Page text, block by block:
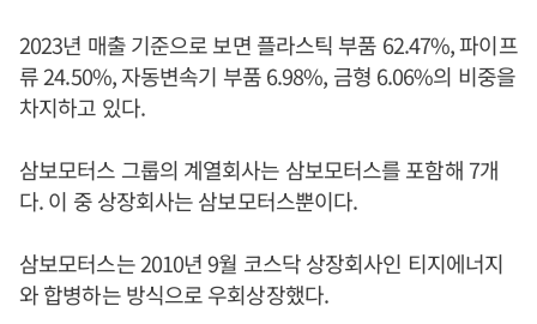
2023년 매출 기준으로 보면 플라스틱 부품 62.47%, 파이프
류 24.50%, 자동변속기 부품 6.98%, 금형 6.06%의 비중을
차지하고 있다.
삼보모터스 그룹의 계열회사는 삼보모터스를 포함해 7개
다. 이 중 상장회사는 삼보모터스뿐이다.
삼보모터스는 2010년 9월 코스닥 상장회사인 티지에너지
와 합병하는 방식으로 우회상장했다.